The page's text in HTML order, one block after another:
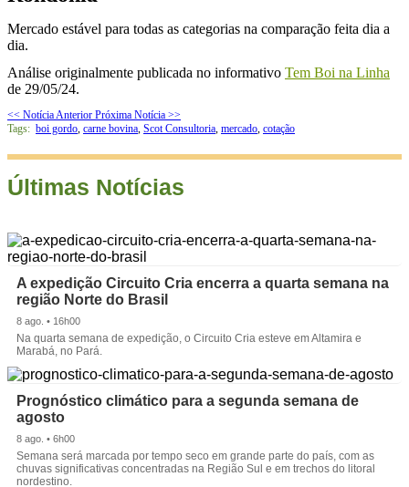
Mercado estável para todas as categorias na comparação feita dia a
dia.
Análise originalmente publicada no informativo Tem Boi na Linha
de 29/05/24.
<< Notícia Anterior Próxima Notícia >>
Tags: boi gordo carne bovina Scot Consultoria mercado cotação
Últimas Notícias
A expedição Circuito Cria encerra a quarta semana na
região Norte do Brasil
8 ago. • 16h00
Na quarta semana de expedição, o Circuito Cria esteve em Altamira e
Marabá, no Pará.
Prognóstico climático para a segunda semana de
agosto
8 ago. • 6h00
Semana será marcada por tempo seco em grande parte do país, com as
chuvas significativas concentradas na Região Sul e em trechos do litoral
nordestino.